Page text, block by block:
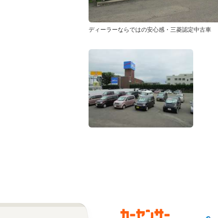
ディーラーならではの安心感・三菱認定中古車